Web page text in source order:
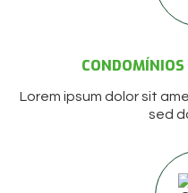
CONDOMÍNIOS
Lorem ipsum dolor sit
sed